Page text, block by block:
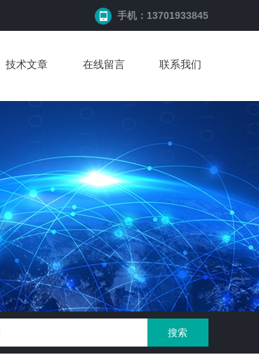
手机：13701933845
技术文章 在线留言 联系我们